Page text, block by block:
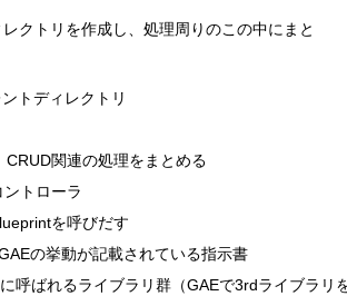
クトリを作成し、処理周りのこの中にまと
トディレクトリ
関連の処理をまとめる
トローラ
を呼びだす
の挙動が記載されている指示書
ばれるライブラリ群（GAEで3rdライブラリ